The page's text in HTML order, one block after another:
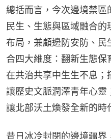
總括而言，今次邊境禁區
民生、生態與區域融合
布局，兼顧邊防安防、民
合四大維度：翻新生態
在共治共享中生生不息；
讓歷史文脈潤澤青年心靈
讓北部沃土煥發全新的時
昔日冰冷封閉的邊境疆